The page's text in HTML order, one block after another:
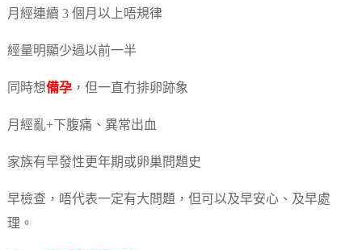
月經連續 3 個月以上唔規律
經量明顯少過以前一半
同時想備孕，但一直冇排卵跡象
月經亂+下腹痛、異常出血
家族有早發性更年期或卵巢問題史
早檢查，唔代表一定有大問題，但可以及早安心、及早處
理。